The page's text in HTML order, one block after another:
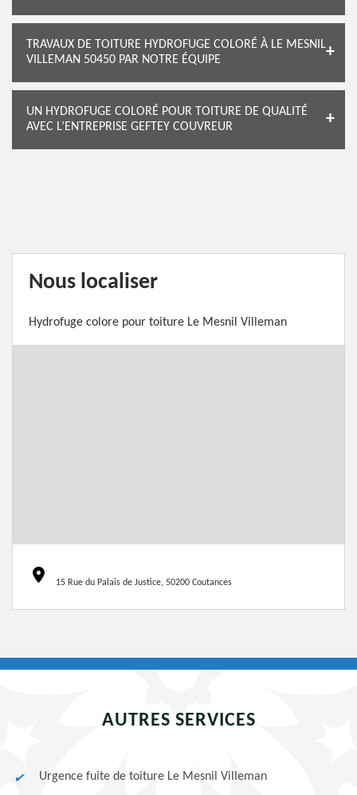
TRAVAUX DE TOITURE HYDROFUGE COLORÉ À LE MESNIL
VILLEMAN 50450 PAR NOTRE ÉQUIPE
UN HYDROFUGE COLORÉ POUR TOITURE DE QUALITÉ
AVEC L’ENTREPRISE GEFTEY COUVREUR
Nous localiser
Hydrofuge colore pour toiture Le Mesnil Villeman
15 Rue du Palais de Justice, 50200 Coutances
AUTRES SERVICES
Urgence fuite de toiture Le Mesnil Villeman